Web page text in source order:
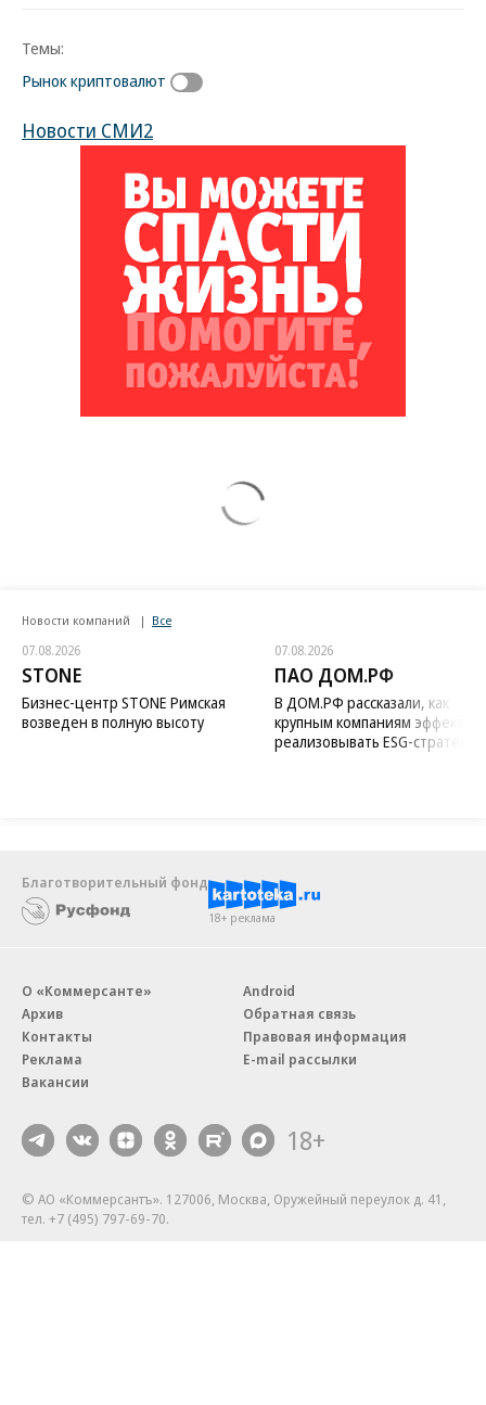
Темы:
Рынок криптовалют
Новости СМИ2
Новости компаний Все
07.08.2026
STONE
Бизнес-центр STONE Римская
возведен в полную высоту
07.08.2026
ПАО ДОМ.РФ
В ДОМ.РФ рассказали, как
крупным компаниям
реализовывать ESG-стратегию
Благотворительный фонд
18+ реклама
О «Коммерсанте»
Архив
Контакты
Реклама
Вакансии
Android
Обратная связь
Правовая информация
E-mail рассылки
18+
© АО «Коммерсантъ». 127006, Москва, Оружейный переулок д. 41,
тел. +7 (495) 797-69-70.